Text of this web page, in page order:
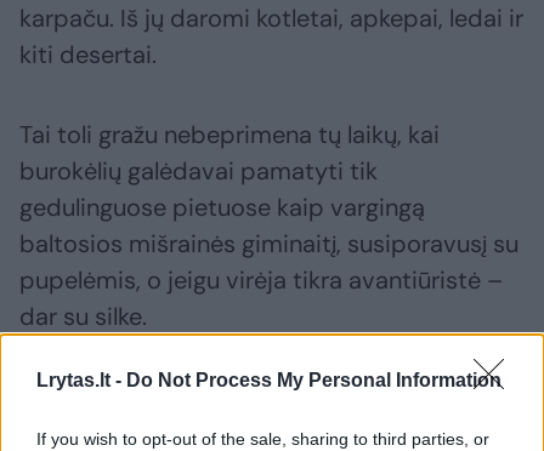
Lrytas.lt - Do Not Process My Personal Information
If you wish to opt-out of the sale, sharing to third parties, or
karpaču. Iš jų daromi kotletai, apkepai, ledai ir
kiti desertai.
Tai toli gražu nebeprimena tų laikų, kai
burokėlių galėdavai pamatyti tik
gedulinguose pietuose kaip vargingą
baltosios mišrainės giminaitį, susiporavusį su
pupelėmis, o jeigu virėja tikra avantiūristė –
dar su silke.
Nūnai ši daržovė užėmė deramą vietą šalia
kitų, tad laikas būtų pasikuklinti ir šia vieta